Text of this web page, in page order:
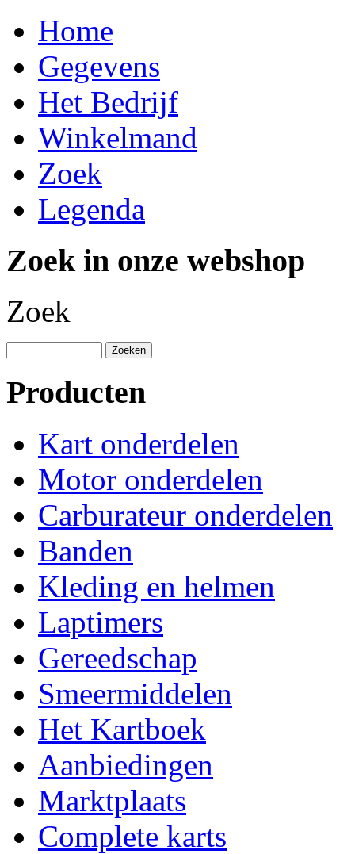
Home
Gegevens
Het Bedrijf
Winkelmand
Zoek
Legenda
Zoek in onze webshop
Zoek
Producten
Kart onderdelen
Motor onderdelen
Carburateur onderdelen
Banden
Kleding en helmen
Laptimers
Gereedschap
Smeermiddelen
Het Kartboek
Aanbiedingen
Marktplaats
Complete karts